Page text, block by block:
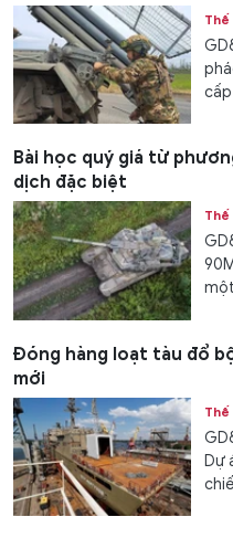
Bài học quý giá từ
dịch đặc biệt
Đóng hàng loạt tàu đổ bộ
mới
Dự